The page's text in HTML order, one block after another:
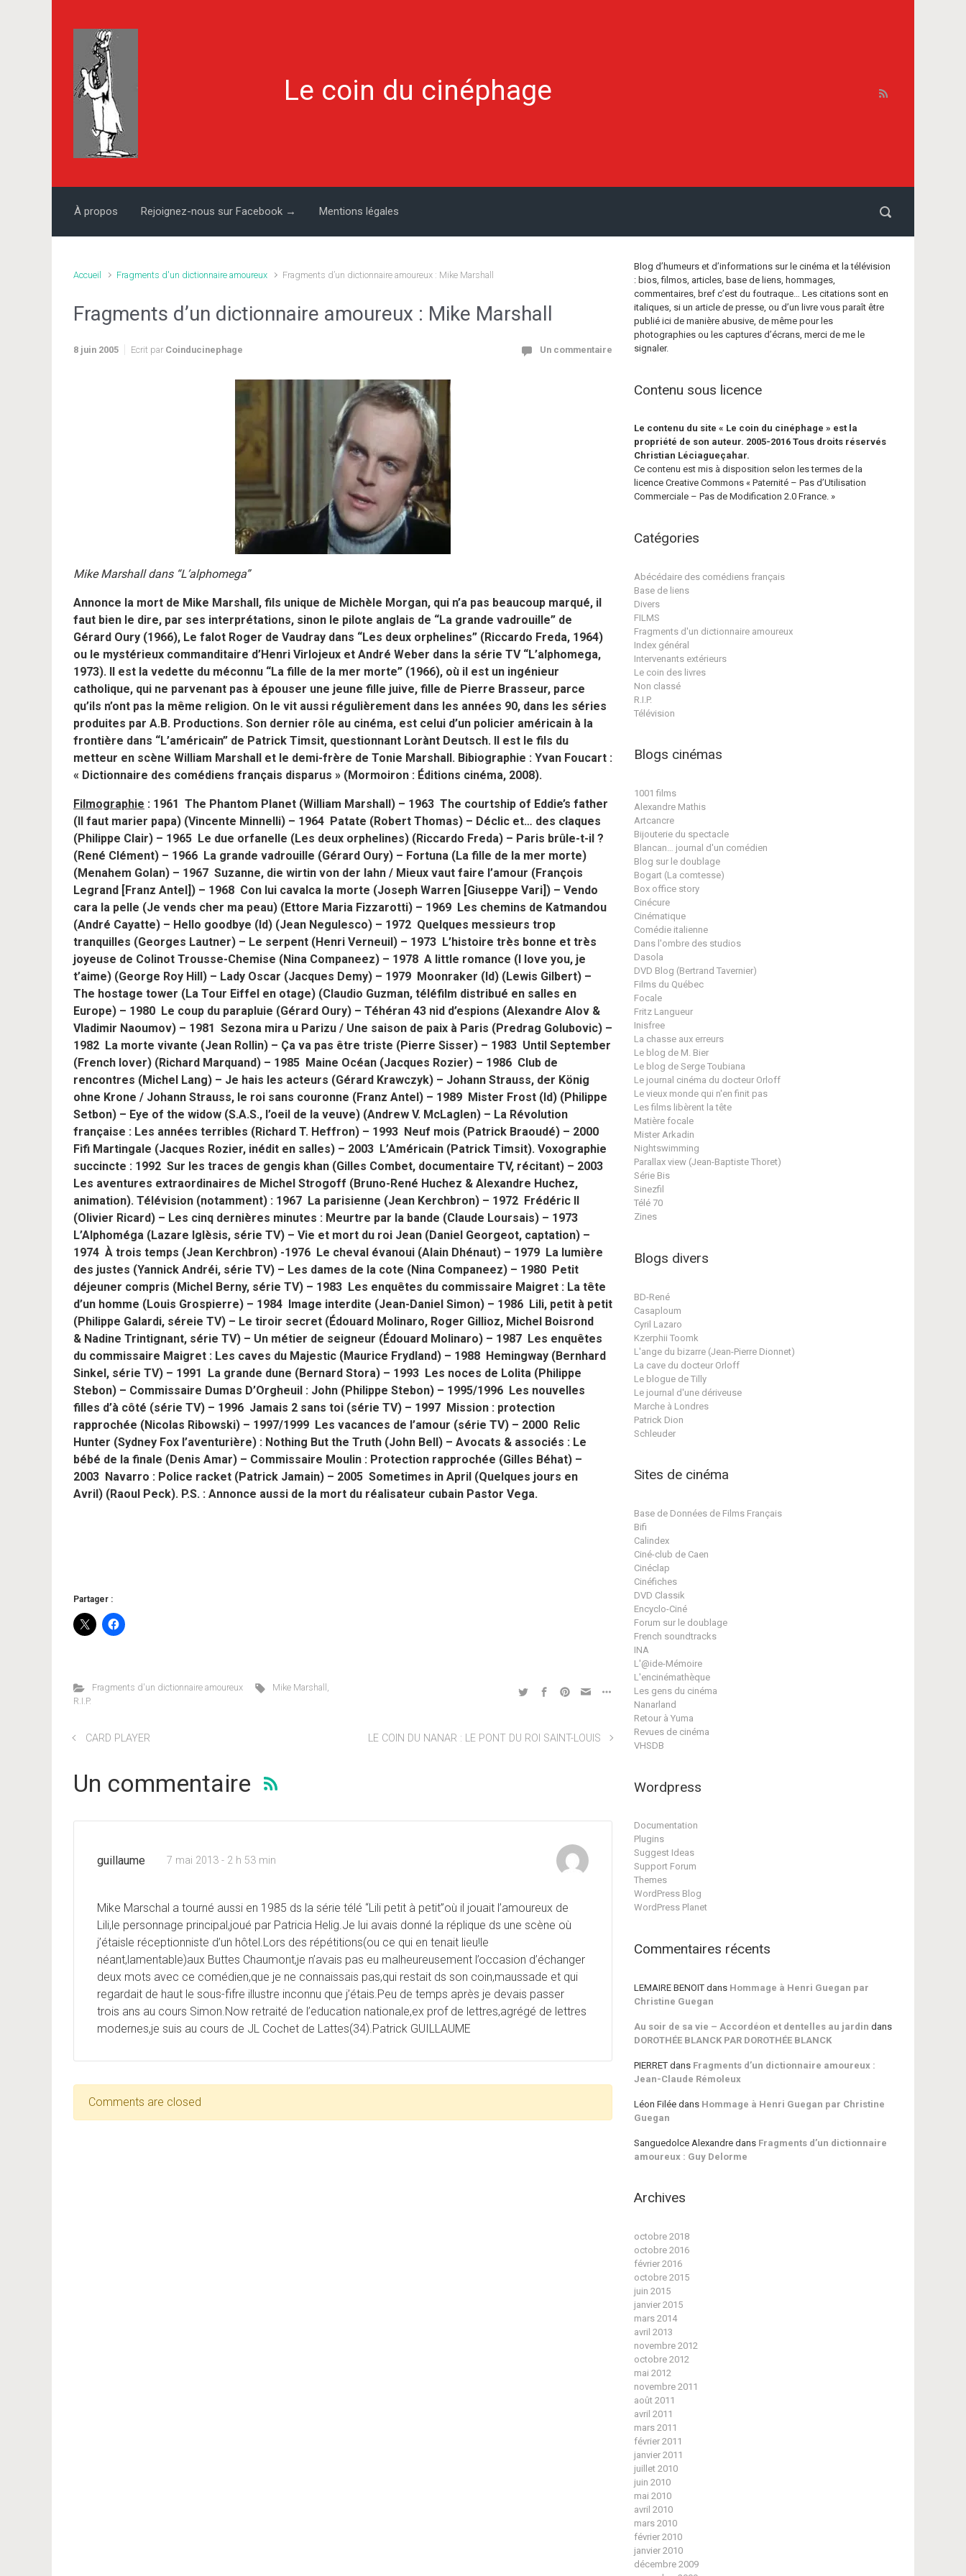
Le coin du cinéphage
À propos Rejoignez-nous sur Facebook → Mentions légales
Accueil Fragments d'un dictionnaire amoureux Fragments d’un dictionnaire amoureux : Mike Marshall
Fragments d’un dictionnaire amoureux : Mike Marshall
8 juin 2005 Ecrit par Coinducinephage Un commentaire
Mike Marshall dans “L’alphomega”
Annonce la mort de Mike Marshall, fils unique de Michèle Morgan, qui n’a pas beaucoup marqué, il
faut bien le dire, par ses interprétations, sinon le pilote anglais de “La grande vadrouille” de
Gérard Oury (1966), Le falot Roger de Vaudray dans “Les deux orphelines” (Riccardo Freda, 1964)
ou le mystérieux commanditaire d’Henri Virlojeux et André Weber dans la série TV “L’alphomega,
1973). Il est la vedette du méconnu “La fille de la mer morte” (1966), où il est un ingénieur
catholique, qui ne parvenant pas à épouser une jeune fille juive, fille de Pierre Brasseur, parce
qu’ils n’ont pas la même religion. On le vit aussi régulièrement dans les années 90, dans les séries
produites par A.B. Productions. Son dernier rôle au cinéma, est celui d’un policier américain à la
frontière dans “L’américain” de Patrick Timsit, questionnant Lorànt Deutsch. Il est le fils du
metteur en scène William Marshall et le demi-frère de Tonie Marshall. Bibiographie : Yvan Foucart :
« Dictionnaire des comédiens français disparus » (Mormoiron : Éditions cinéma, 2008).
Filmographie : 1961 The Phantom Planet (William Marshall) – 1963 The courtship of Eddie’s father
(Il faut marier papa) (Vincente Minnelli) – 1964 Patate (Robert Thomas) – Déclic et… des claques
(Philippe Clair) – 1965 Le due orfanelle (Les deux orphelines) (Riccardo Freda) – Paris brûle-t-il ?
(René Clément) – 1966 La grande vadrouille (Gérard Oury) – Fortuna (La fille de la mer morte)
(Menahem Golan) – 1967 Suzanne, die wirtin von der lahn / Mieux vaut faire l’amour (François
Legrand [Franz Antel]) – 1968 Con lui cavalca la morte (Joseph Warren [Giuseppe Vari]) – Vendo
cara la pelle (Je vends cher ma peau) (Ettore Maria Fizzarotti) – 1969 Les chemins de Katmandou
(André Cayatte) – Hello goodbye (Id) (Jean Negulesco) – 1972 Quelques messieurs trop
tranquilles (Georges Lautner) – Le serpent (Henri Verneuil) – 1973 L’histoire très bonne et très
joyeuse de Colinot Trousse-Chemise (Nina Companeez) – 1978 A little romance (I love you, je
t’aime) (George Roy Hill) – Lady Oscar (Jacques Demy) – 1979 Moonraker (Id) (Lewis Gilbert) –
The hostage tower (La Tour Eiffel en otage) (Claudio Guzman, téléfilm distribué en salles en
Europe) – 1980 Le coup du parapluie (Gérard Oury) – Téhéran 43 nid d’espions (Alexandre Alov &
Vladimir Naoumov) – 1981 Sezona mira u Parizu / Une saison de paix à Paris (Predrag Golubovic) –
1982 La morte vivante (Jean Rollin) – Ça va pas être triste (Pierre Sisser) – 1983 Until September
(French lover) (Richard Marquand) – 1985 Maine Océan (Jacques Rozier) – 1986 Club de
rencontres (Michel Lang) – Je hais les acteurs (Gérard Krawczyk) – Johann Strauss, der König
ohne Krone / Johann Strauss, le roi sans couronne (Franz Antel) – 1989 Mister Frost (Id) (Philippe
Setbon) – Eye of the widow (S.A.S., l’oeil de la veuve) (Andrew V. McLaglen) – La Révolution
française : Les années terribles (Richard T. Heffron) – 1993 Neuf mois (Patrick Braoudé) – 2000
Fifi Martingale (Jacques Rozier, inédit en salles) – 2003 L’Américain (Patrick Timsit). Voxographie
succincte : 1992 Sur les traces de gengis khan (Gilles Combet, documentaire TV, récitant) – 2003
Les aventures extraordinaires de Michel Strogoff (Bruno-René Huchez & Alexandre Huchez,
animation). Télévision (notamment) : 1967 La parisienne (Jean Kerchbron) – 1972 Frédéric II
(Olivier Ricard) – Les cinq dernières minutes : Meurtre par la bande (Claude Loursais) – 1973
L’Alphoméga (Lazare Iglèsis, série TV) – Vie et mort du roi Jean (Daniel Georgeot, captation) –
1974 À trois temps (Jean Kerchbron) -1976 Le cheval évanoui (Alain Dhénaut) – 1979 La lumière
des justes (Yannick Andréi, série TV) – Les dames de la cote (Nina Companeez) – 1980 Petit
déjeuner compris (Michel Berny, série TV) – 1983 Les enquêtes du commissaire Maigret : La tête
d’un homme (Louis Grospierre) – 1984 Image interdite (Jean-Daniel Simon) – 1986 Lili, petit à petit
(Philippe Galardi, séreie TV) – Le tiroir secret (Édouard Molinaro, Roger Gillioz, Michel Boisrond
& Nadine Trintignant, série TV) – Un métier de seigneur (Édouard Molinaro) – 1987 Les enquêtes
du commissaire Maigret : Les caves du Majestic (Maurice Frydland) – 1988 Hemingway (Bernhard
Sinkel, série TV) – 1991 La grande dune (Bernard Stora) – 1993 Les noces de Lolita (Philippe
Stebon) – Commissaire Dumas D’Orgheuil : John (Philippe Stebon) – 1995/1996 Les nouvelles
filles d’à côté (série TV) – 1996 Jamais 2 sans toi (série TV) – 1997 Mission : protection
rapprochée (Nicolas Ribowski) – 1997/1999 Les vacances de l’amour (série TV) – 2000 Relic
Hunter (Sydney Fox l’aventurière) : Nothing But the Truth (John Bell) – Avocats & associés : Le
bébé de la finale (Denis Amar) – Commissaire Moulin : Protection rapprochée (Gilles Béhat) –
2003 Navarro : Police racket (Patrick Jamain) – 2005 Sometimes in April (Quelques jours en
Avril) (Raoul Peck). P.S. : Annonce aussi de la mort du réalisateur cubain Pastor Vega.
Partager :
Fragments d'un dictionnaire amoureux Mike Marshall ,
R.I.P.
CARD PLAYER LE COIN DU NANAR : LE PONT DU ROI SAINT-LOUIS
Un commentaire
guillaume 7 mai 2013 - 2 h 53 min
Mike Marschal a tourné aussi en 1985 ds la série télé “Lili petit à petit”où il jouait l’amoureux de
Lili,le personnage principal,joué par Patricia Helig.Je lui avais donné la réplique ds une scène où
j’étaisle réceptionniste d’un hôtel.Lors des répétitions(ou ce qui en tenait lieu!le
néant,lamentable)aux Buttes Chaumont,je n’avais pas eu malheureusement l’occasion d’échanger
deux mots avec ce comédien,que je ne connaissais pas,qui restait ds son coin,maussade et qui
regardait de haut le sous-fifre illustre inconnu que j’étais.Peu de temps après je devais passer
trois ans au cours Simon.Now retraité de l’education nationale,ex prof de lettres,agrégé de lettres
modernes,je suis au cours de JL Cochet de Lattes(34).Patrick GUILLAUME
Comments are closed
Blog d’humeurs et d’informations sur le cinéma et la télévision
: bios, filmos, articles, base de liens, hommages,
commentaires, bref c’est du foutraque… Les citations sont en
italiques, si un article de presse, ou d’un livre vous paraît être
publié ici de manière abusive, de même pour les
photographies ou les captures d’écrans, merci de me le
signaler.
Contenu sous licence
Le contenu du site « Le coin du cinéphage » est la
propriété de son auteur. 2005-2016 Tous droits réservés
Christian Léciagueçahar.
Ce contenu est mis à disposition selon les termes de la
licence Creative Commons « Paternité – Pas d’Utilisation
Commerciale – Pas de Modification 2.0 France. »
Catégories
Abécédaire des comédiens français
Base de liens
Divers
FILMS
Fragments d'un dictionnaire amoureux
Index général
Intervenants extérieurs
Le coin des livres
Non classé
R.I.P.
Télévision
Blogs cinémas
1001 films
Alexandre Mathis
Artcancre
Bijouterie du spectacle
Blancan… journal d'un comédien
Blog sur le doublage
Bogart (La comtesse)
Box office story
Cinécure
Cinématique
Comédie italienne
Dans l'ombre des studios
Dasola
DVD Blog (Bertrand Tavernier)
Films du Québec
Focale
Fritz Langueur
Inisfree
La chasse aux erreurs
Le blog de M. Bier
Le blog de Serge Toubiana
Le journal cinéma du docteur Orloff
Le vieux monde qui n'en finit pas
Les films libèrent la tête
Matière focale
Mister Arkadin
Nightswimming
Parallax view (Jean-Baptiste Thoret)
Série Bis
Sinezfil
Télé 70
Zines
Blogs divers
BD-René
Casaploum
Cyril Lazaro
Kzerphii Toomk
L'ange du bizarre (Jean-Pierre Dionnet)
La cave du docteur Orloff
Le blogue de Tilly
Le journal d'une dériveuse
Marche à Londres
Patrick Dion
Schleuder
Sites de cinéma
Base de Données de Films Français
Bifi
Calindex
Ciné-club de Caen
Cinéclap
Cinéfiches
DVD Classik
Encyclo-Ciné
Forum sur le doublage
French soundtracks
INA
L'@ide-Mémoire
L'encinémathèque
Les gens du cinéma
Nanarland
Retour à Yuma
Revues de cinéma
VHSDB
Wordpress
Documentation
Plugins
Suggest Ideas
Support Forum
Themes
WordPress Blog
WordPress Planet
Commentaires récents
LEMAIRE BENOIT dans Hommage à Henri Guegan par
Christine Guegan
Au soir de sa vie – Accordéon et dentelles au jardin dans
DOROTHÉE BLANCK PAR DOROTHÉE BLANCK
PIERRET dans Fragments d’un dictionnaire amoureux :
Jean-Claude Rémoleux
Léon Filée dans Hommage à Henri Guegan par Christine
Guegan
Sanguedolce Alexandre dans Fragments d’un dictionnaire
amoureux : Guy Delorme
Archives
octobre 2018
octobre 2016
février 2016
octobre 2015
juin 2015
janvier 2015
mars 2014
avril 2013
novembre 2012
octobre 2012
mai 2012
novembre 2011
août 2011
avril 2011
mars 2011
février 2011
janvier 2011
juillet 2010
juin 2010
mai 2010
avril 2010
mars 2010
février 2010
janvier 2010
décembre 2009